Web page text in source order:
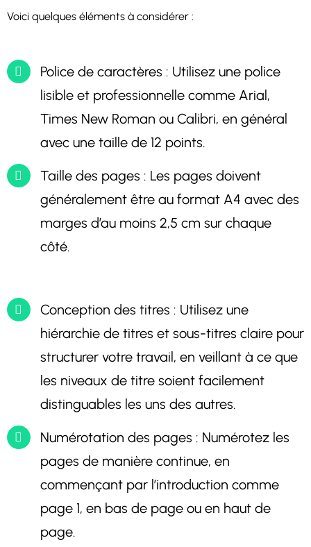
Voici quelques éléments à considérer :
Police de caractères : Utilisez une police
lisible et professionnelle comme Arial,
Times New Roman ou Calibri, en général
avec une taille de 12 points.
Taille des pages : Les pages doivent
généralement être au format A4 avec des
marges d’au moins 2,5 cm sur chaque
côté.
Conception des titres : Utilisez une
hiérarchie de titres et sous-titres claire pour
structurer votre travail, en veillant à ce que
les niveaux de titre soient facilement
distinguables les uns des autres.
Numérotation des pages : Numérotez les
pages de manière continue, en
commençant par l’introduction comme
page 1, en bas de page ou en haut de
page.